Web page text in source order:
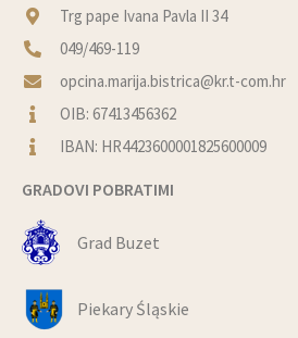
Trg pape Ivana Pavla II 34
049/469-119
opcina.marija.bistrica@kr.t-com.hr
OIB: 67413456362
IBAN: HR4423600001825600009
GRADOVI POBRATIMI
Grad Buzet
Piekary Śląskie